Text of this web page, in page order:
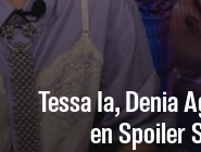
Tessa Ia, Denia
en Spoiler